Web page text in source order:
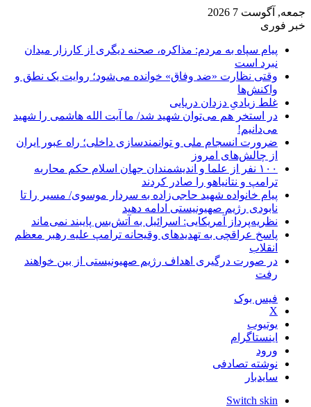
جمعه, آگوست 7 2026
خبر فوری
پیام سپاه به مردم: مذاکره، صحنه دیگری از کارزار میدان
نبرد است
وقتی نظارت «ضد وفاق» خوانده می‌شود؛ روایت یک نطق و
واکنش‌ها
غلط زیادیِ دزدان دریایی
در استخر هم می‌توان شهید شد/ ما آیت الله هاشمی را شهید
می‌دانیم!
ضرورت انسجام ملی و توانمندسازی داخلی؛ راه عبور ایران
از چالش‌های امروز
۱۰۰ نفر از علما و اندیشمندان جهان اسلام حکم محاربه
ترامپ و نتانیاهو را صادر کردند
پیام خانواده شهید حاجی‌زاده به سردار موسوی/ مسیر را تا
نابودی رژیم صهیونیستی ادامه دهید
نظریه‌پرداز آمریکایی: اسرائیل به آتش‌بس پایبند نمی‌ماند
پاسخ عراقچی به تهدیدهای وقیحانه ترامپ علیه رهبر معظم
انقلاب
در صورت درگیری اهداف رژیم صهیونیستی از بین خواهند
رفت
فیس بوک
X
یوتیوب
اینستاگرام
ورود
نوشته تصادفی
سایدبار
Switch skin